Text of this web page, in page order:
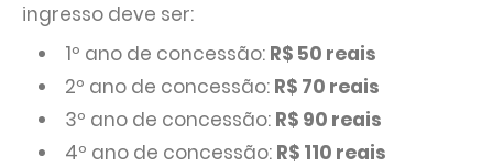
ingresso deve ser:
1º ano de concessão: R$ 50 reais
2º ano de concessão: R$ 70 reais
3º ano de concessão: R$ 90 reais
4º ano de concessão: R$ 110 reais